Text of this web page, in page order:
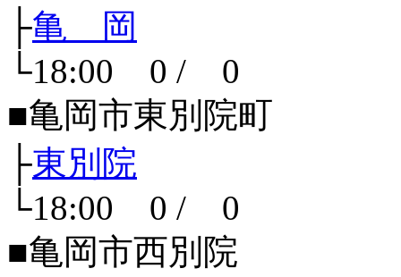
├亀 岡
└18:00 0 / 0
■亀岡市東別院町
├東別院
└18:00 0 / 0
■亀岡市西別院